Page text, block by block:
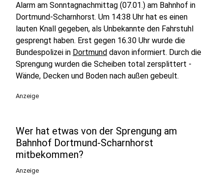
Alarm am Sonntagnachmittag (07.01.) am Bahnhof in
Dortmund-Scharnhorst. Um 14:38 Uhr hat es einen
lauten Knall gegeben, als Unbekannte den Fahrstuhl
gesprengt haben. Erst gegen 16.30 Uhr wurde die
Bundespolizei in Dortmund davon informiert. Durch die
Sprengung wurden die Scheiben total zersplittert -
Wände, Decken und Boden nach außen gebeult.
Anzeige
Wer hat etwas von der Sprengung am
Bahnhof Dortmund-Scharnhorst
mitbekommen?
Anzeige